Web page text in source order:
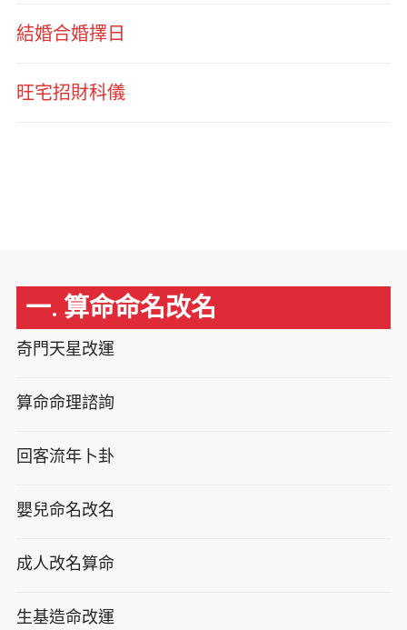
結婚合婚擇日
旺宅招財科儀
一. 算命命名改名
奇門天星改運
算命命理諮詢
回客流年卜卦
嬰兒命名改名
成人改名算命
生基造命改運